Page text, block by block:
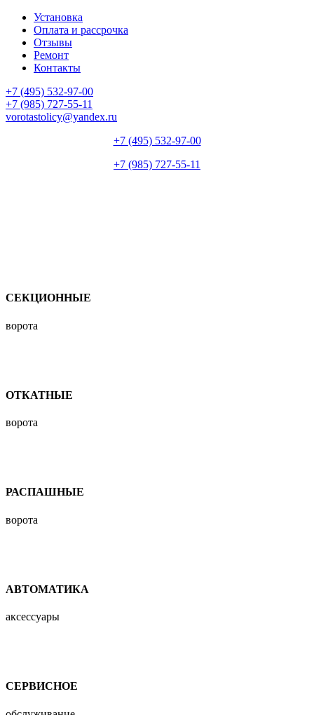
Установка
Оплата и рассрочка
Отзывы
Ремонт
Контакты
+7 (495) 532-97-00
+7 (985) 727-55-11
vorotastolicy@yandex.ru
+7 (495) 532-97-00
+7 (985) 727-55-11
СЕКЦИОННЫЕ
ворота
ОТКАТНЫЕ
ворота
РАСПАШНЫЕ
ворота
АВТОМАТИКА
аксессуары
СЕРВИСНОЕ